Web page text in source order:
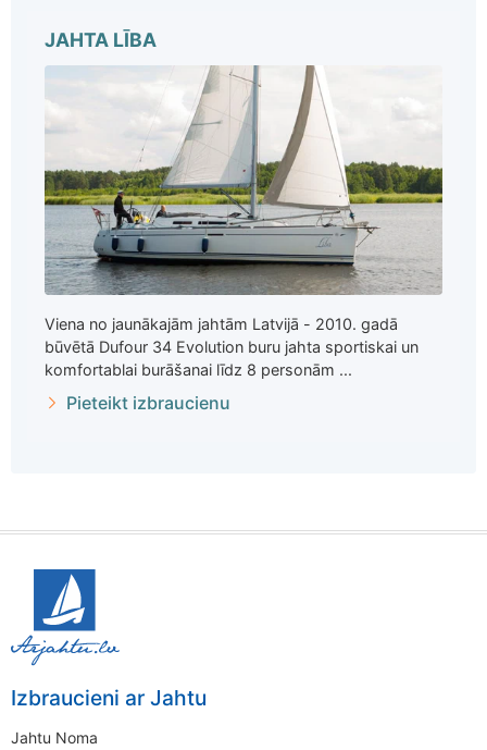
JAHTA LĪBA
Viena no jaunākajām jahtām Latvijā - 2010. gadā
būvētā Dufour 34 Evolution buru jahta sportiskai un
komfortablai burāšanai līdz 8 personām ...
Pieteikt izbraucienu
Izbraucieni ar Jahtu
Jahtu Noma